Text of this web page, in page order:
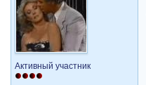
Активный участник